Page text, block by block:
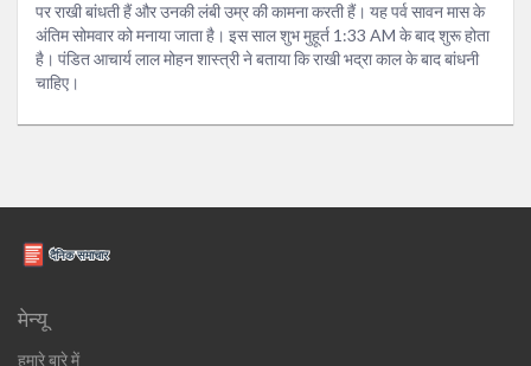
पर राखी बांधती हैं और उनकी लंबी उम्र की कामना करती हैं। यह पर्व सावन मास के
अंतिम सोमवार को मनाया जाता है। इस साल शुभ मुहूर्त 1:33 AM के बाद शुरू होता
है। पंडित आचार्य लाल मोहन शास्त्री ने बताया कि राखी भद्रा काल के बाद बांधनी
चाहिए।
मेन्यू
हमारे बारे में